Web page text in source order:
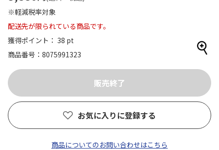
※軽減税率対象
配送先が限られている商品です。
獲得ポイント： 38 pt
商品番号
8075991323
お気に入りに登録する
商品についてのお問い合わせはこちら